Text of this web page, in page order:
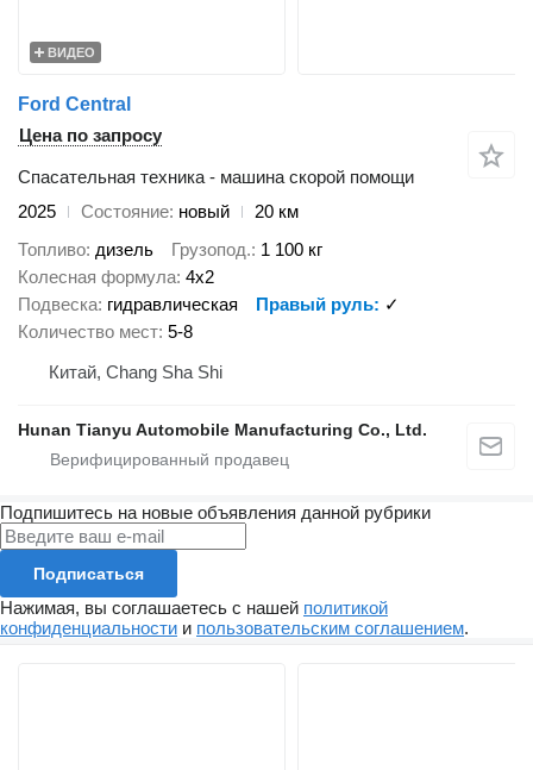
ВИДЕО
Ford Central
Цена по запросу
Спасательная техника - машина скорой помощи
2025
Состояние новый
20 км
Топливо дизель Грузопод. 1 100 кг
Колесная формула 4x2
Подвеска гидравлическая Правый руль
✓
Количество мест 5-8
Китай, Chang Sha Shi
Hunan Tianyu Automobile Manufacturing Co., Ltd.
Подпишитесь на новые объявления данной рубрики
Подписаться
Нажимая, вы соглашаетесь с нашей политикой
конфиденциальности и пользовательским соглашением.